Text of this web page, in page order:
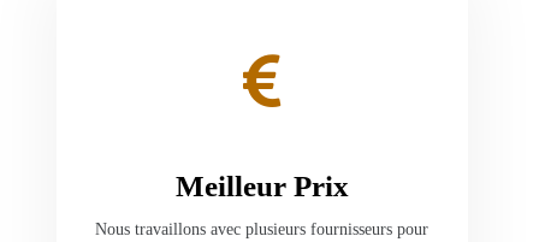
Meilleur Prix
Nous travaillons avec plusieurs fournisseurs pour